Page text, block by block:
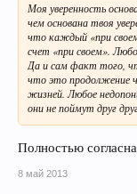
Моя уверенность
чем основана твоя
что каждый «при
счет «при своем».
Да и сам факт того,
что это продолжение
жизней. Любое
они не поймут друг
Полностью
8 май 2013